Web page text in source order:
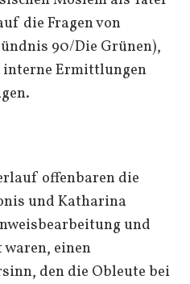
die Fragen von
90/Die Grünen),
interne Ermittlungen
offenbaren die
und Katharina
und
einen
den die Obleute bei